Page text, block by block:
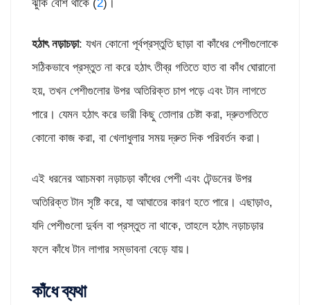
ঝুঁকি বেশি থাকে (2)।
হঠাৎ নড়াচড়া: যখন কোনো পূর্বপ্রস্তুতি ছাড়া বা কাঁধের পেশীগুলোকে
সঠিকভাবে প্রস্তুত না করে হঠাৎ তীব্র গতিতে হাত বা কাঁধ ঘোরানো
হয়, তখন পেশীগুলোর উপর অতিরিক্ত চাপ পড়ে এবং টান লাগতে
পারে। যেমন হঠাৎ করে ভারী কিছু তোলার চেষ্টা করা, দ্রুতগতিতে
কোনো কাজ করা, বা খেলাধুলার সময় দ্রুত দিক পরিবর্তন করা।
এই ধরনের আচমকা নড়াচড়া কাঁধের পেশী এবং টেন্ডনের উপর
অতিরিক্ত টান সৃষ্টি করে, যা আঘাতের কারণ হতে পারে। এছাড়াও,
যদি পেশীগুলো দুর্বল বা প্রস্তুত না থাকে, তাহলে হঠাৎ নড়াচড়ার
ফলে কাঁধে টান লাগার সম্ভাবনা বেড়ে যায়।
কাঁধে ব্যথা